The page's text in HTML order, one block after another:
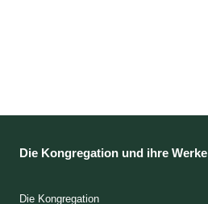
Die Kongregation und ihre Werke
Die Kongregation